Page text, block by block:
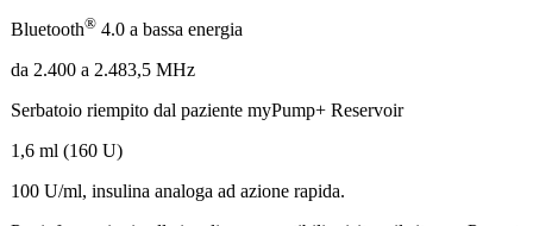
Bluetooth® 4.0 a bassa energia
da 2.400 a 2.483,5 MHz
Serbatoio riempito dal paziente myPump+ Reservoir
1,6 ml (160 U)
100 U/ml, insulina analoga ad azione rapida.